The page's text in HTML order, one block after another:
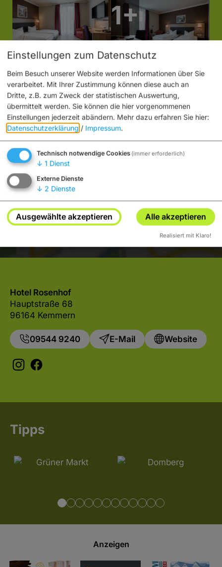
Möchten Sie von „OpenStreetMap/Leaflet“ bereitgestellte
externe Inhalte laden?
Ja
Hotel Rosenhof
Hauptstraße 68
96164 Kemmern
09544 9240 E-Mail Website
Tipps
Anzeigen
Einstellungen zum Datenschutz
Beim Besuch unserer Website werden Informationen über Sie
verarbeitet. Mit Ihrer Zustimmung können diese auch an
Dritte, z.B. zum Zweck der statistischen Auswertung,
übermittelt werden. Sie können die hier vorgenommenen
Einstellungen jederzeit abändern. Mehr dazu erfahren Sie hier:
Datenschutzerklärung / Impressum.
Technisch notwendige Cookies (immer erforderlich)
↓ 1 Dienst
Externe Dienste
↓ 2 Dienste
Ausgewählte akzeptieren Alle akzeptieren
Realisiert mit Klaro!